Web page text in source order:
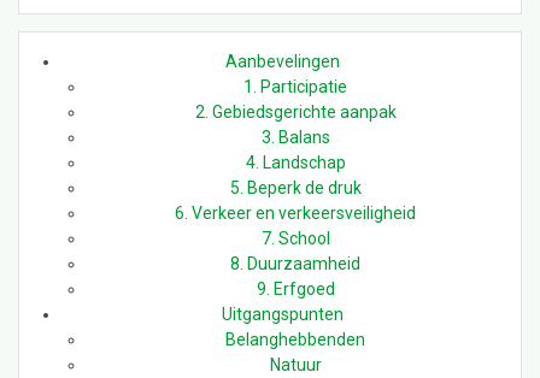
Aanbevelingen
1. Participatie
2. Gebiedsgerichte aanpak
3. Balans
4. Landschap
5. Beperk de druk
6. Verkeer en verkeersveiligheid
7. School
8. Duurzaamheid
9. Erfgoed
Uitgangspunten
Belanghebbenden
Natuur